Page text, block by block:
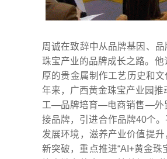
周诚在致辞中从品牌基因、
珠宝产业的品牌成长之路。他
厚的贵金属制作工艺历史和文
年来，广西黄金珠宝产业园
工—品牌培育—电商销售—外
接品牌，引进合作品牌40个
发展环境，滋养产业价值提
新突破，重点推进“AI+黄金